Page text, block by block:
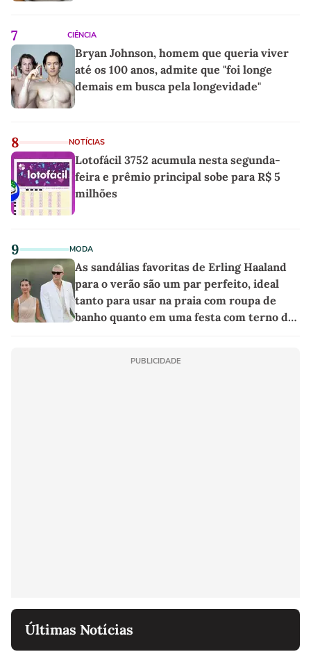
7 CIÊNCIA
Bryan Johnson, homem que queria viver
até os 100 anos, admite que "foi longe
demais em busca pela longevidade"
8 NOTÍCIAS
Lotofácil 3752 acumula nesta segunda-
feira e prêmio principal sobe para R$ 5
milhões
9 MODA
As sandálias favoritas de Erling Haaland
para o verão são um par perfeito, ideal
tanto para usar na praia com roupa de
banho quanto em uma festa com terno de
PUBLICIDADE
Últimas Notícias